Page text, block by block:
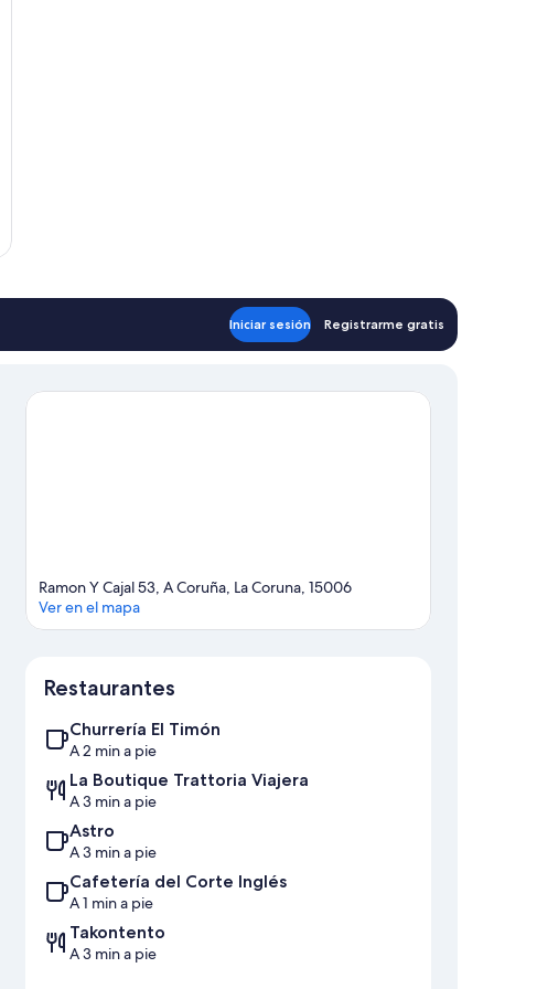
Iniciar sesión Registrarme gratis
Ramon Y Cajal 53, A Coruña, La Coruna, 15006
Ver en el mapa
Restaurantes
Churrería El Timón
A 2 min a pie
La Boutique Trattoria Viajera
A 3 min a pie
Astro
A 3 min a pie
Cafetería del Corte Inglés
A 1 min a pie
Takontento
A 3 min a pie